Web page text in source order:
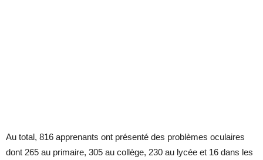
Au total, 816 apprenants ont présenté des problèmes oculaires
dont 265 au primaire, 305 au collège, 230 au lycée et 16 dans les